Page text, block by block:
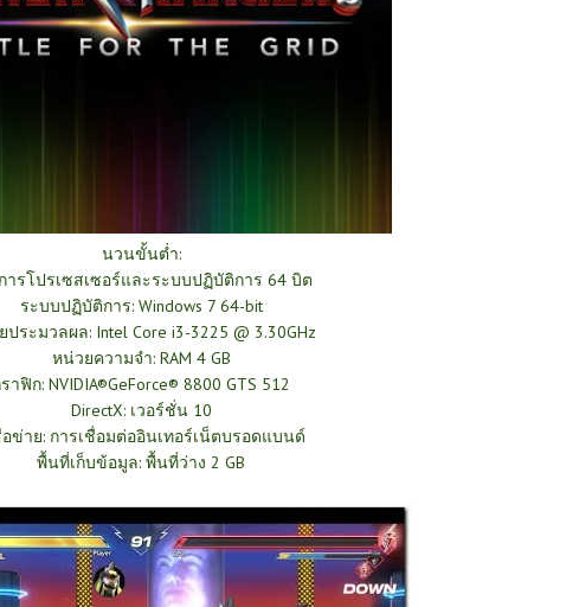
นวนขั้นต่ำ:
ารโปรเซสเซอร์และระบบปฏิบัติการ 64 บิต
ระบบปฏิบัติการ: Windows 7 64-bit
ประมวลผล: Intel Core i3-3225 @ 3.30GHz
หน่วยความจำ: RAM 4 GB
าฟิก: NVIDIA®GeForce® 8800 GTS 512
DirectX: เวอร์ชั่น 10
อข่าย: การเชื่อมต่ออินเทอร์เน็ตบรอดแบนด์
พื้นที่เก็บข้อมูล: พื้นที่ว่าง 2 GB